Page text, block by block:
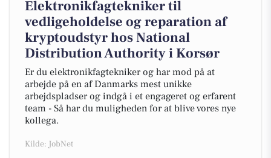
Elektronikfagtekniker til
vedligeholdelse og reparation af
kryptoudstyr hos National
Distribution Authority i Korsør
Er du elektronikfagtekniker og har mod på at
arbejde på en af Danmarks mest unikke
arbejdspladser og indgå i et engageret og erfarent
team - Så har du muligheden for at blive vores nye
kollega.
Kilde: JobNet